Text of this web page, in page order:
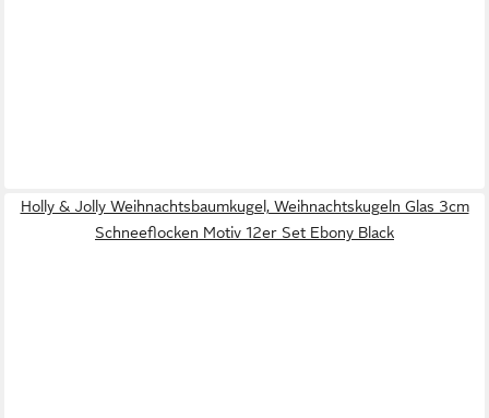
Holly & Jolly Weihnachtsbaumkugel, Weihnachtskugeln Glas 3cm
Schneeflocken Motiv 12er Set Ebony Black